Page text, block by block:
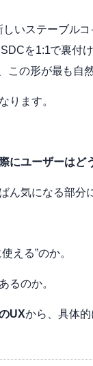
いステーブル
を1:1で裏付
この形が最も自
ります。
にユーザーはど
ん気になる部分
える”のか。
るのか。
UXから、具体的